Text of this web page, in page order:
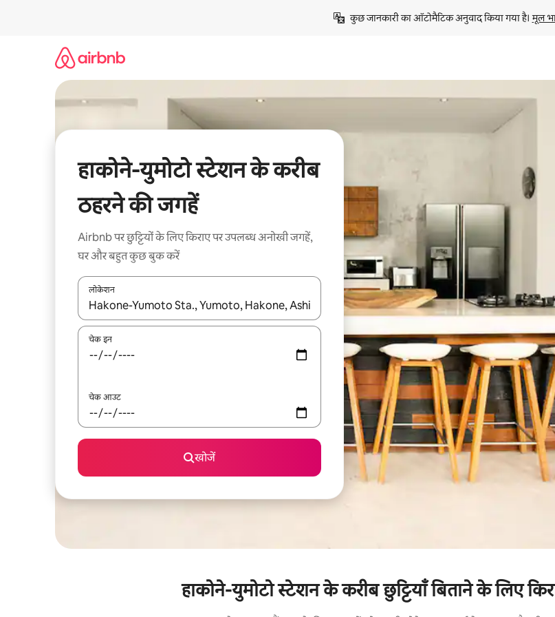
कुछ जानकारी का ऑटोमैटिक अनुवाद किया गया है। मूल
हाकोने-युमोटो स्टेशन के करीब
ठहरने की जगहें
Airbnb पर छुट्टियों के लिए किराए पर उपलब्ध अनोखी जगहें,
घर और बहुत कुछ बुक करें
लोकेशन
नतीजों के उपलब्ध होने पर, अप और डाउन 'ऐरो की' का इस्तेमाल करके नेविगेट करें या टच या फिर स्वाइप जेस्चर का इस्तेमाल करके
चेक इन
चेक आउट
खोजें
हाकोने-युमोटो स्टेशन के करीब छुट्टियाँ बिताने के लिए